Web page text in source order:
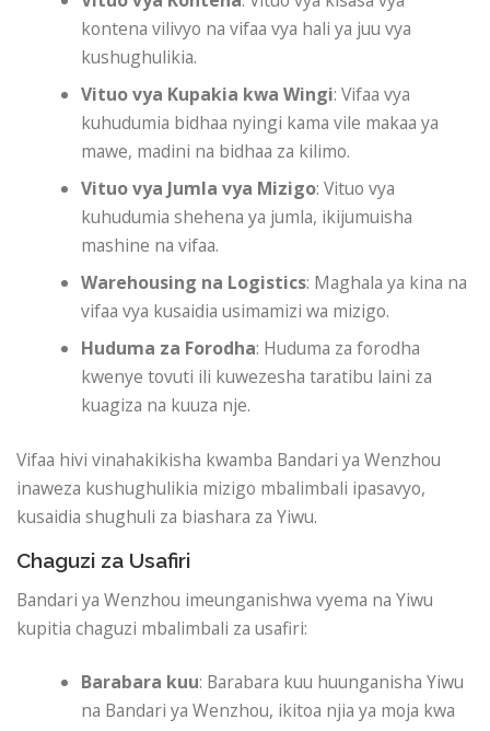
kontena vilivyo na vifaa vya hali ya juu vya
kushughulikia.
Vituo vya Kupakia kwa Wingi: Vifaa vya
kuhudumia bidhaa nyingi kama vile makaa ya
mawe, madini na bidhaa za kilimo.
Vituo vya Jumla vya Mizigo: Vituo vya
kuhudumia shehena ya jumla, ikijumuisha
mashine na vifaa.
Warehousing na Logistics: Maghala ya kina na
vifaa vya kusaidia usimamizi wa mizigo.
Huduma za Forodha: Huduma za forodha
kwenye tovuti ili kuwezesha taratibu laini za
kuagiza na kuuza nje.
Vifaa hivi vinahakikisha kwamba Bandari ya Wenzhou
inaweza kushughulikia mizigo mbalimbali ipasavyo,
kusaidia shughuli za biashara za Yiwu.
Chaguzi za Usafiri
Bandari ya Wenzhou imeunganishwa vyema na Yiwu
kupitia chaguzi mbalimbali za usafiri:
Barabara kuu: Barabara kuu huunganisha Yiwu
na Bandari ya Wenzhou, ikitoa njia ya moja kwa